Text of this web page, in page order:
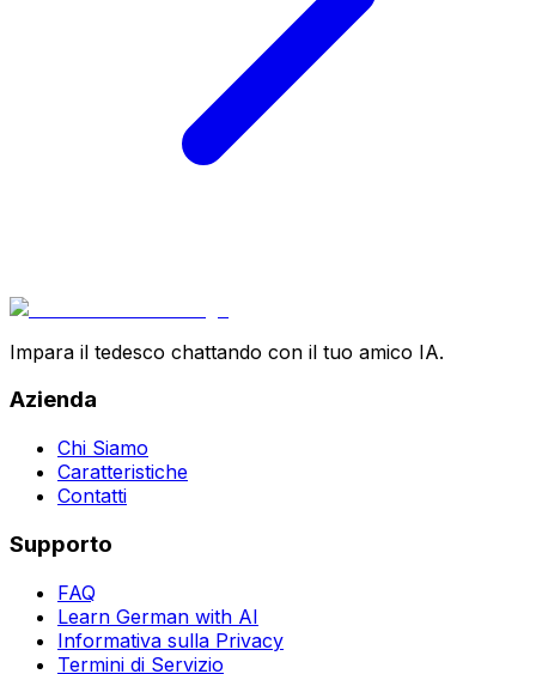
Impara il tedesco chattando con il tuo amico IA.
Azienda
Chi Siamo
Caratteristiche
Contatti
Supporto
FAQ
Learn German with AI
Informativa sulla Privacy
Termini di Servizio